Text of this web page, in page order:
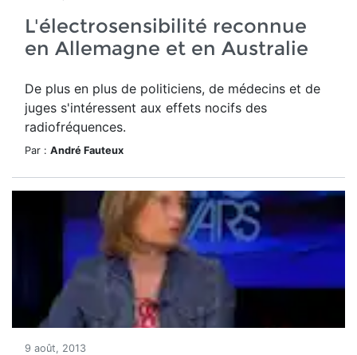
L'électrosensibilité reconnue
en Allemagne et en Australie
De plus en plus de politiciens, de médecins et de
juges s'intéressent aux effets nocifs des
radiofréquences.
Par : André Fauteux
9 août, 2013